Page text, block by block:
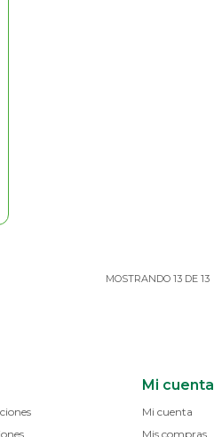
MOSTRANDO13 DE13
Mi cuenta
Mi cuenta
Mis compras